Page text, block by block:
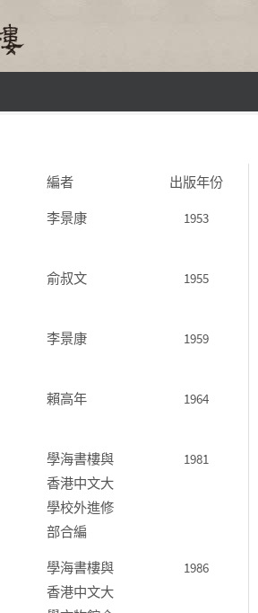
編者 出版年份
李景康 1953
俞叔文 1955
李景康 1959
賴高年 1964
學海書樓與
香港中文大
學校外進修
部合編
1981
學海書樓與
香港中文大
1986